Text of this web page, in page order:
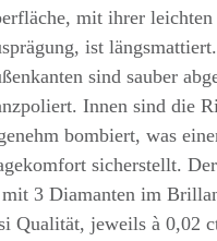
mit ihrer leichten
ist
sind sauber
Innen sind die
bombiert, was
sicherstellt.
3 Diamanten im
Qualität, jeweils à 0,02